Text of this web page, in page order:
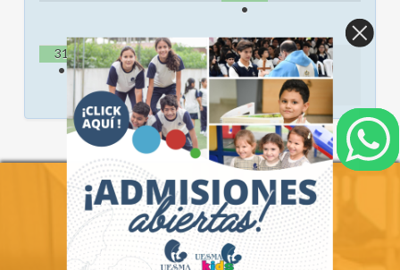
•
31
•
CONVIVIR